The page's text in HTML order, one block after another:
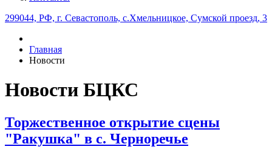
299044, РФ, г. Севастополь, с.Хмельницкое, Сумской проезд, 3
Главная
Новости
Новости БЦКС
Торжественное открытие сцены
"Ракушка" в с. Черноречье